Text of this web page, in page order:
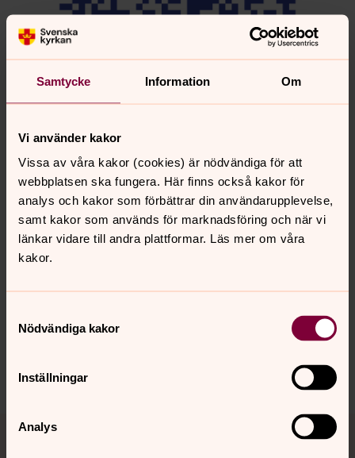
Samtycke Information Om
Vi använder kakor
Vissa av våra kakor (cookies) är nödvändiga för att
webbplatsen ska fungera. Här finns också kakor för
analys och kakor som förbättrar din användarupplevelse,
samt kakor som används för marknadsföring och när vi
länkar vidare till andra plattformar. Läs mer om våra
kakor.
Nödvändiga kakor
Inställningar
Analys
Synpunkter eller frågor på sidans
Dela
Tillbaka till toppen
Tillbaka till innehållet